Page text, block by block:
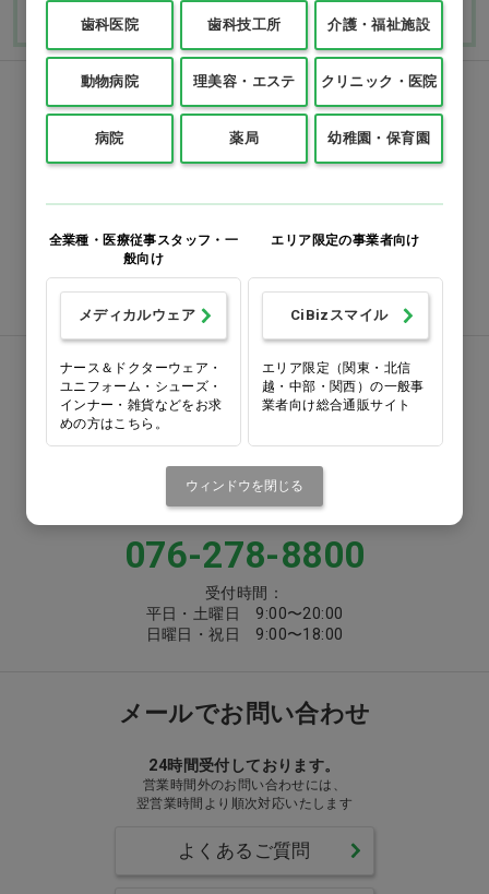
FAXでのご注文
0120-418-167
お間違いのないようお願いいたします
注文書ダウンロード
お電話でお問い合わせ
0570-058000
固定電話からは市内通話料金でご利用いただけます
または
076-278-8800
受付時間：
平日・土曜日 9:00〜20:00
日曜日・祝日 9:00〜18:00
メールでお問い合わせ
24時間受付しております。
営業時間外のお問い合わせには、
翌営業時間より順次対応いたします
よくあるご質問
歯科医院 歯科技工所 介護・福祉施設
動物病院 理美容・エステ クリニック・医院
病院 薬局 幼稚園・保育園
全業種・医療従事スタッフ・一
般向け
メディカルウェア
ナース＆ドクターウェア・
ユニフォーム・シューズ・
インナー・雑貨などをお求
めの方はこちら。
エリア限定の事業者向け
CiBizスマイル
エリア限定（関東・北信
越・中部・関西）の一般事
業者向け総合通販サイト
ウィンドウを閉じる